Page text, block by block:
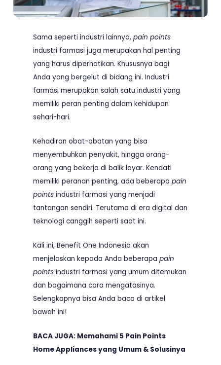
Sama seperti industri lainnya, pain points
industri farmasi juga merupakan hal penting
yang harus diperhatikan. Khususnya bagi
Anda yang bergelut di bidang ini. Industri
farmasi merupakan salah satu industri yang
memiliki peran penting dalam kehidupan
sehari-hari.
Kehadiran obat-obatan yang bisa
menyembuhkan penyakit, hingga orang-
orang yang bekerja di balik layar. Kendati
memiliki peranan penting, ada beberapa pain
points industri farmasi yang menjadi
tantangan sendiri. Terutama di era digital dan
teknologi canggih seperti saat ini.
Kali ini, Benefit One Indonesia akan
menjelaskan kepada Anda beberapa pain
points industri farmasi yang umum ditemukan
dan bagaimana cara mengatasinya.
Selengkapnya bisa Anda baca di artikel
bawah ini!
BACA JUGA: Memahami 5 Pain Points
Home Appliances yang Umum & Solusinya